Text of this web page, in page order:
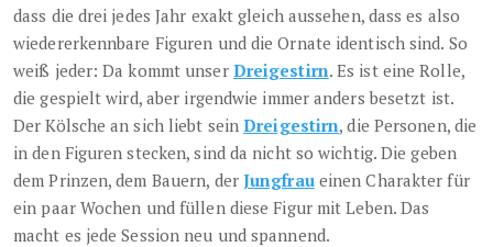
dass die drei jedes Jahr exakt gleich aussehen, dass es also
wiedererkennbare Figuren und die Ornate identisch sind. So
weiß jeder: Da kommt unser Dreigestirn. Es ist eine Rolle,
die gespielt wird, aber irgendwie immer anders besetzt ist.
Der Kölsche an sich liebt seinDreigestirn, die Personen, die
in den Figuren stecken, sind da nicht so wichtig. Die geben
dem Prinzen, dem Bauern, der Jungfraueinen Charakter für
ein paar Wochen und füllen diese Figur mit Leben. Das
macht es jede Session neu und spannend.